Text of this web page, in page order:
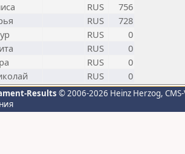
RUS
756
RUS
728
RUS
0
RUS
0
RUS
0
RUS 0
Results © 2006-2026 Heinz Herzog,